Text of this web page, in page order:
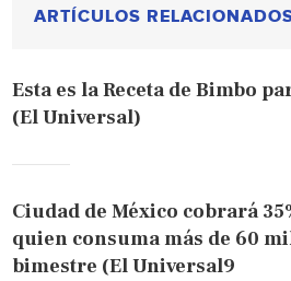
ARTÍCULOS
Esta es la Receta de Bimbo
(El Universal)
Ciudad de México cobrará
quien consuma más de 60
bimestre (El Universal9